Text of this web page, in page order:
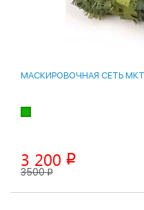
МАСКИРОВОЧНАЯ СЕТЬ
3 200 p
3500p